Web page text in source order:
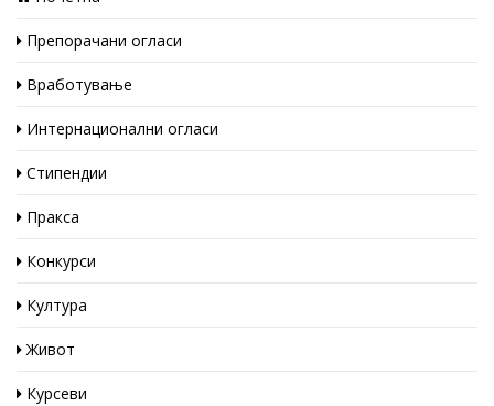
Препорачани огласи
Вработување
Интернационални огласи
Стипендии
Пракса
Конкурси
Култура
Живот
Курсеви